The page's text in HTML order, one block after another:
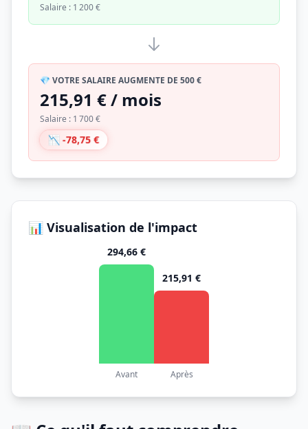
Salaire : 1 200 €
💎 VOTRE SALAIRE AUGMENTE DE 500 €
215,91 € / mois
Salaire : 1 700 €
📉 -78,75 €
📊 Visualisation de l'impact
294,66 €
Avant
215,91 €
Après